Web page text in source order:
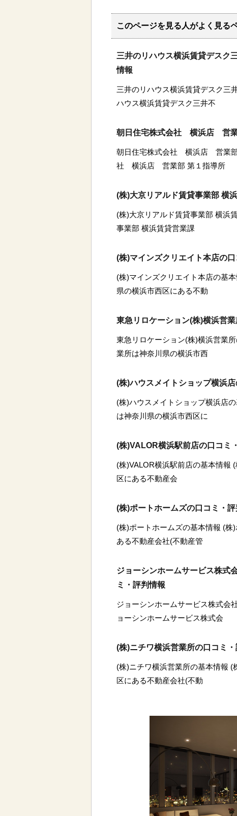
このページを見る人がよく見る
三井のリハウス横浜賃貸デスク
情報
三井のリハウス横浜賃貸デスク三
ハウス横浜賃貸デスク三井不
朝日住宅株式会社 横浜店 営業
朝日住宅株式会社 横浜店 営業部
社 横浜店 営業部 第１指導所
(株)大京リアルド賃貸事業部 横
(株)大京リアルド賃貸事業部 横浜
事業部 横浜賃貸営業課
(株)マインズクリエイト本店の
(株)マインズクリエイト本店の基
県の横浜市西区にある不動
東急リロケーション(株)横浜営
東急リロケーション(株)横浜営業
業所は神奈川県の横浜市西
(株)ハウスメイトショップ横浜
(株)ハウスメイトショップ横浜店
は神奈川県の横浜市西区に
(株)VALOR横浜駅前店の口コミ
(株)VALOR横浜駅前店の基本情報
区にある不動産会
(株)ポートホームズの口コミ・評
(株)ポートホームズの基本情報 (株
ある不動産会社(不動産管
ジョーシンホームサービス株式
ミ・評判情報
ジョーシンホームサービス株式
ョーシンホームサービス株式会
(株)ニチワ横浜営業所の口コミ
(株)ニチワ横浜営業所の基本情報
区にある不動産会社(不動